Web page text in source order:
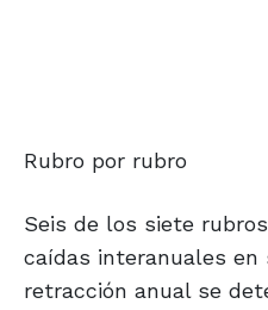
Rubro por rubro
Seis de los siete
caídas interanuales en
retracción anual se